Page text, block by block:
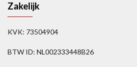
Zakelijk
KVK: 73504904
BTW ID: NL002333448B26